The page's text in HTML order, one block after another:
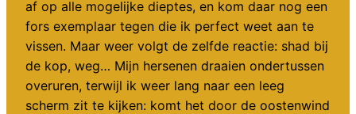
af op alle mogelijke dieptes, en kom daar nog een
fors exemplaar tegen die ik perfect weet aan te
vissen. Maar weer volgt de zelfde reactie: shad bij
de kop, weg… Mijn hersenen draaien ondertussen
overuren, terwijl ik weer lang naar een leeg
scherm zit te kijken: komt het door de oostenwind